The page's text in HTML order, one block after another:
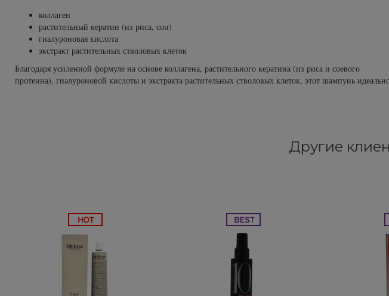
коллаген
растительный кератин (из риса, сои)
гиалуроновая кислота
экстракт растительных стволовых клеток
Благодаря усиленной формуле на основе коллагена, растительного кератина (из риса и соевого
протеина), гиалуроновой кислоты и экстракта растительных стволовых клеток, этот шампунь
Другие
Subtil Man XY - Серия для мужчин: для ухода и укладки
Subtil Retouch Lab - защита цвета волос
You Look Glamour
You Look Professional